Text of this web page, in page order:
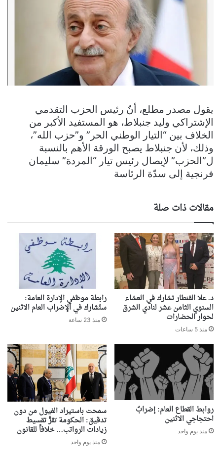
يقول مصدر مطلع، أنّ رئيس الحزب التقدمي
الإشتراكي وليد جنبلاط، هو المستفيد الأكبر من
الخلاف بين “التيار الوطني الحر” و”حزب الله”،
وذلك، لأن جنبلاط يصبح الورقة الأهم بالنسبة
ل”الحزب” لإيصال رئيس تيار “المردة” سليمان
فرنجية إلى سدّة الرئاسة
مقالات ذات صلة
د. علا القنطار تشارك في العشاء
السنوي الثامن عشر لنادي الشرق
لحوار الحضارات
منذ 5 ساعات
رابطة موظفي الإدارة العامة:
سنُشارك في الإضراب العام الاثنين
منذ 23 ساعة
روابط القطاع العام: إضرابٌ
احتجاجي الاثنين
منذ يوم واحد
سمحت باستيراد الفيول من دون
تدقيق: الحكومة تقرُّ تقسيط
زيادات الرواتب… خلافاً للقانون
منذ يوم واحد